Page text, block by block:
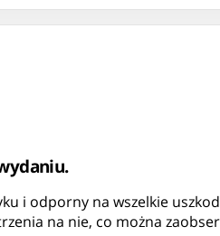
i odporny na wszelkie
na nie, co można